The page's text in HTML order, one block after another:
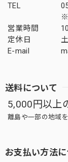
TEL
※
営業時間
定休日
E-mail
送料について
5,000円以上
離島や一部の地域を
お支払い方法